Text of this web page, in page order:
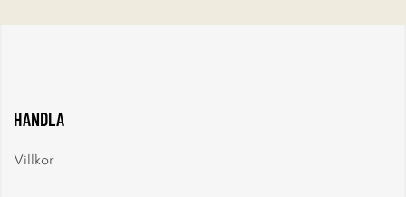
HANDLA
Villkor